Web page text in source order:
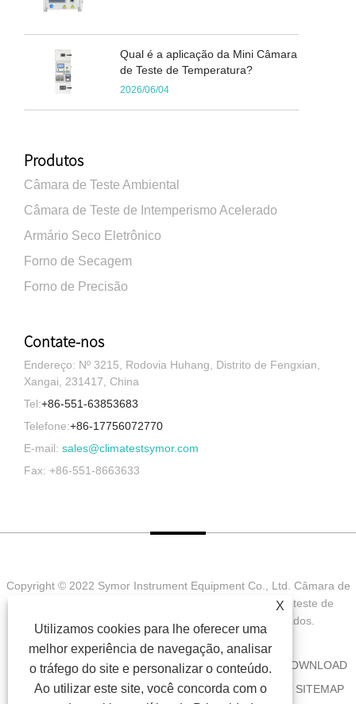
Qual é a aplicação da Mini Câmara
de Teste de Temperatura?
2026/06/04
Produtos
Câmara de Teste Ambiental
Câmara de Teste de Intemperismo Acelerado
Armário Seco Eletrônico
Forno de Secagem
Forno de Precisão
Contate-nos
Endereço: Nº 3215, Rodovia Huhang, Distrito de Fengxian,
Xangai, 231417, China
Tel:+86-551-63853683
Telefone:+86-17756072770
E-mail: sales@climatestsymor.com
Fax: +86-551-8663633
Copyright © 2022 Symor Instrument Equipment Co., Ltd. Câmara de
teste ambiental, gabinete seco eletrônico, câmara de teste de
intemperismo acelerado Todos os direitos reservados.
CASA SOBRE NÓS PRODUTOS NOTÍCIA
DOWNLOAD
ENVIAR CONSULTA
CONTATE-NOS LINKS SITEMAP
X
Utilizamos cookies para lhe oferecer uma
melhor experiência de navegação, analisar
o tráfego do site e personalizar o conteúdo.
Ao utilizar este site, você concorda com o